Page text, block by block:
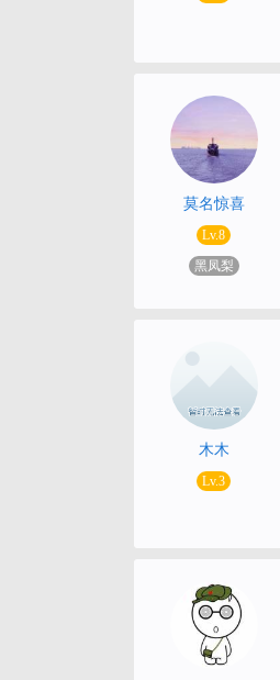
莫名惊喜
Lv.8
黑凤梨
木木
Lv.3